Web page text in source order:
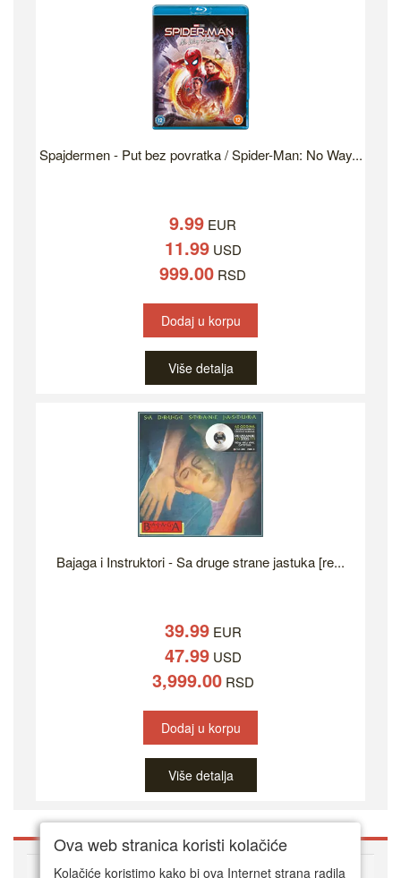
Spajdermen - Put bez povratka / Spider-Man: No Way...
9.99 EUR
11.99USD
999.00 RSD
Dodaj u korpu
Više detalja
Bajaga i Instruktori - Sa druge strane jastuka [re...
39.99EUR
47.99USD
3,999.00RSD
Dodaj u korpu
Više detalja
O DVD Zoni
Ova web stranica koristi kolačiće
Kolačiće koristimo kako bi ova Internet strana radila